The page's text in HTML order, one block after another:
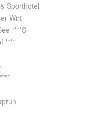
Sporthotel
Wirt
****S
****